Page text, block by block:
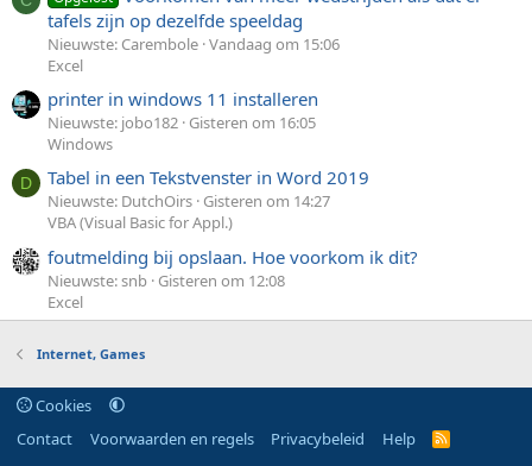
tafels zijn op dezelfde speeldag
Nieuwste: Carembole Vandaag om 15:06
Excel
printer in windows 11 installeren
Nieuwste: jobo182 Gisteren om 16:05
Windows
D Tabel in een Tekstvenster in Word 2019
Nieuwste: DutchOirs Gisteren om 14:27
VBA (Visual Basic for Appl.)
foutmelding bij opslaan. Hoe voorkom ik dit?
Nieuwste: snb Gisteren om 12:08
Excel
Internet, Games
Cookies
Contact
Voorwaarden en regels Privacybeleid Help
R
S